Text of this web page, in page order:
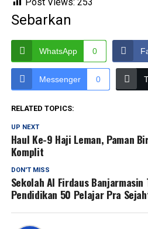
Sebarkan
WhatsApp 0
Messenger 0
RELATED TOPICS:
UP NEXT
Haul Ke-9 Haji Leman, Paman
Komplit
DON'T MISS
Sekolah Al Firdaus Banjarmasin
Pendidikan 50 Pelajar Pra